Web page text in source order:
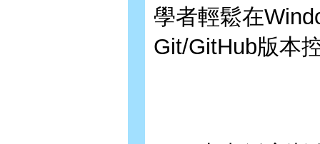
學者輕鬆在
Git/GitHub版本